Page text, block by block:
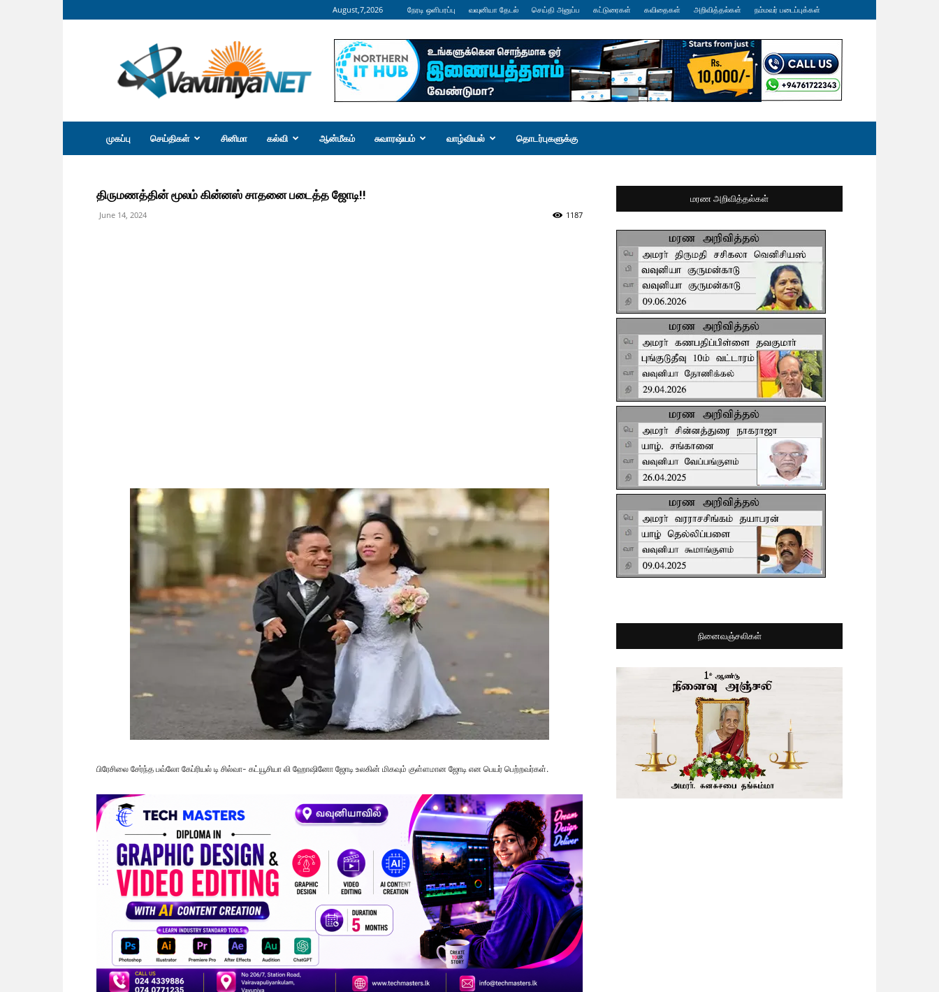
August,7,2026 நேரடி ஒளிபரப்பு வவுனியா தேடல் செய்தி அனுப்ப கட்டுரைகள் கவிதைகள் அறிவித்தல்கள் நம்மவர் படைப்புக்கள்
வவுனியா
நெற்
முகப்பு செய்திகள் சினிமா கல்வி ஆன்மீகம் சுவாரஷ்யம் வாழ்வியல் தொடர்புகளுக்கு
திருமணத்தின் மூலம் கின்னஸ் சாதனை படைத்த ஜோடி!!
June 14, 2024 1187
பிரேசிலை சேர்ந்த பவ்லோ கேப்ரியல் டி சில்வா- கட்யூசியா லி ஹோஷினோ ஜோடி உலகின் மிகவும் குள்ளமான ஜோடி என பெயர் பெற்றவர்கள்.
மரண அறிவித்தல்கள்
நினைவஞ்சலிகள்